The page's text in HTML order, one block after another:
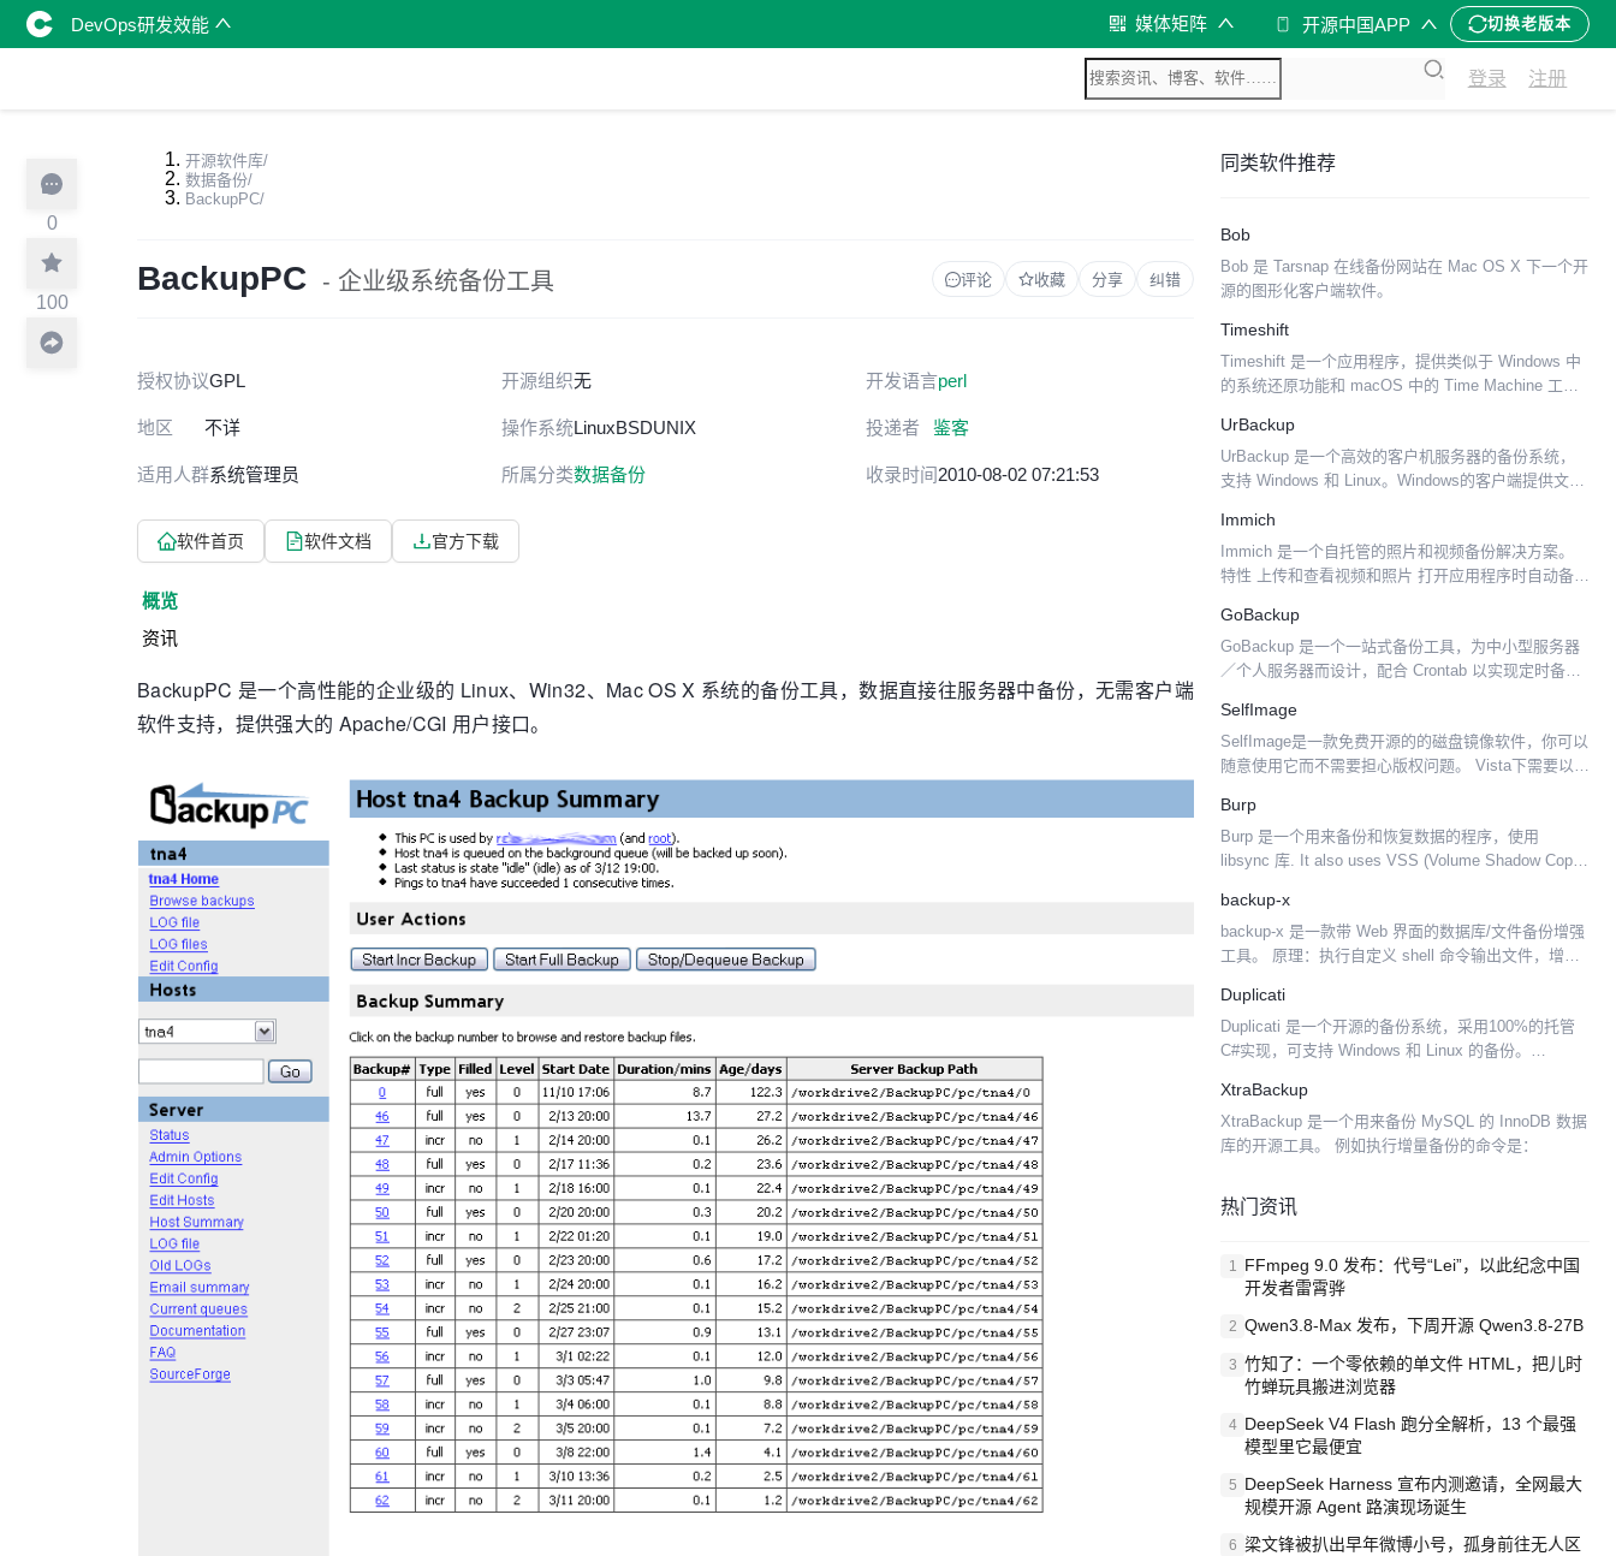
DevOps研发效能 媒体矩阵 开源中国APP 切换老版本
登录 注册
0
100
开源软件库/
数据备份/
BackupPC/
BackupPC - 企业级系统备份工具 评论 收藏 分享 纠错
授权协议GPL 开源组织无 开发语言perl
地区 不详 操作系统LinuxBSDUNIX 投递者 鉴客
适用人群系统管理员 所属分类数据备份 收录时间2010-08-02 07:21:53
软件首页 软件文档 官方下载
概览
资讯
BackupPC 是一个高性能的企业级的 Linux、Win32、Mac OS X 系统的备份工具，数据直接往服务器中备份，无需客户端
软件支持，提供强大的 Apache/CGI 用户接口。
同类软件推荐
Bob
Bob 是 Tarsnap 在线备份网站在 Mac OS X 下一个开
源的图形化客户端软件。
Timeshift
Timeshift 是一个应用程序，提供类似于 Windows 中
的系统还原功能和 macOS 中的 Time Machine 工具
来保护你的...
UrBackup
UrBackup 是一个高效的客户机服务器的备份系统，
支持 Windows 和 Linux。Windows的客户端提供文件
数据传输到基于Windows和L...
Immich
Immich 是一个自托管的照片和视频备份解决方案。
特性 上传和查看视频和照片 打开应用程序时自动备份
支持 RAW（HEIC、HEIF、DNG、A...
GoBackup
GoBackup 是一个一站式备份工具，为中小型服务器
／个人服务器而设计，配合 Crontab 以实现定时备份
文件，一次（执行一个命令）将服务...
SelfImage
SelfImage是一款免费开源的的磁盘镜像软件，你可以
随意使用它而不需要担心版权问题。 Vista下需要以管
个软件运行在windows下，相对来说...
Burp
Burp 是一个用来备份和恢复数据的程序，使用
libsync 库. It also uses VSS (Volume Shadow Copy
backup-x
backup-x 是一款带 Web 界面的数据库/文件备份增强
工具。 原理：执行自定义 shell 命令输出文件，增强
持自定义命令 ...
Duplicati
Duplicati 是一个开源的备份系统，采用100%的托管
C#实现，可支持 Windows 和 Linux 的备份。
體，可以將檔...
XtraBackup
XtraBackup 是一个用来备份 MySQL 的 InnoDB 数据
库的开源工具。 例如执行增量备份的命令是：
热门资讯
1 FFmpeg 9.0 发布：代号“Lei”，以此纪念中国
开发者雷霄骅
2 Qwen3.8-Max 发布，下周开源 Qwen3.8-27B
3 竹知了：一个零依赖的单文件 HTML，把儿时
竹蝉玩具搬进浏览器
4 DeepSeek V4 Flash 跑分全解析，13 个最强
模型里它最便宜
5 DeepSeek Harness 宣布内测邀请，全网最大
规模开源 Agent 路演现场诞生
6 梁文锋被扒出早年微博小号，孤身前往无人区